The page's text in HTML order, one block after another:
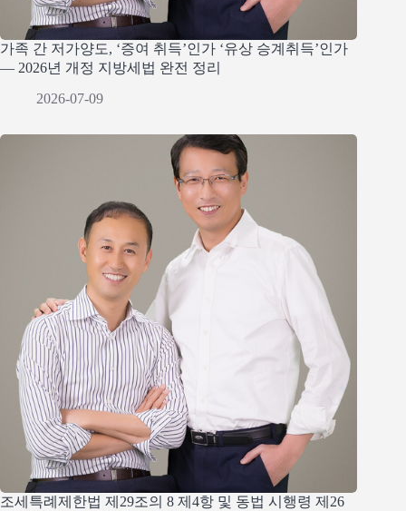
가족 간 저가양도, ‘증여 취득’인가 ‘유상 승계취득’인가
— 2026년 개정 지방세법 완전 정리
2026-07-09
조세특례제한법 제29조의 8 제4항 및 동법 시행령 제26